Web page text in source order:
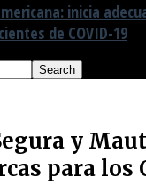
inicia
de COVID-19
y
para los